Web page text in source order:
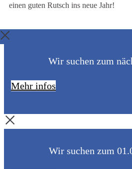
einen guten Rutsch ins neue Jahr!
Wir suchen zum
Mehr infos
Wir suchen zum